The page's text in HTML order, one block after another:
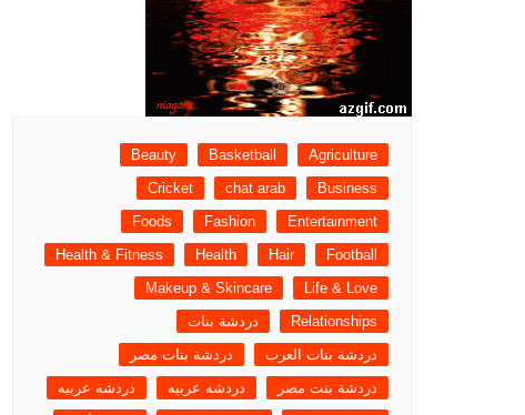
Agriculture
Basketball
Beauty
Business
chat arab
Cricket
Entertainment
Fashion
Foods
Football
Hair
Health
Health & Fitness
Life & Love
Makeup & Skincare
Relationships
دردشة بنات
دردشة بنات العرب
دردشة بنات مصر
دردشة بنت مصر
دردشه عربيه
دردشه عربيه